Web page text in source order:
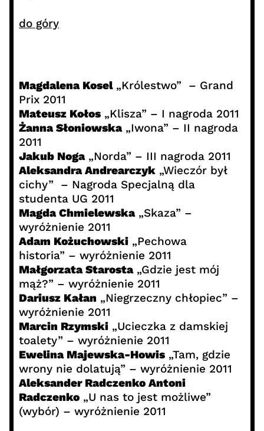
do góry
Magdalena Kosel„Królestwo” – Grand
Prix 2011
Mateusz Kołos„Klisza” – I nagroda 2011
Żanna Słoniowska„Iwona” – II nagroda
2011
Jakub Noga„Norda” – III nagroda 2011
Aleksandra Andrearczyk„Wieczór był
cichy” – Nagroda Specjalną dla
studenta UG 2011
Magda Chmielewska„Skaza” –
wyróżnienie 2011
Adam Kożuchowski„Pechowa
historia” – wyróżnienie 2011
Małgorzata Starosta„Gdzie jest mój
mąż?” – wyróżnienie 2011
Dariusz Kałan „Niegrzeczny chłopiec” –
wyróżnienie 2011
Marcin Rzymski„Ucieczka z damskiej
toalety” – wyróżnienie 2011
Ewelina Majewska-Howis„Tam, gdzie
wrony nie dolatują” – wyróżnienie 2011
Aleksander Radczenko Antoni
Radczenko„U nas to jest możliwe”
(wybór) – wyróżnienie 2011